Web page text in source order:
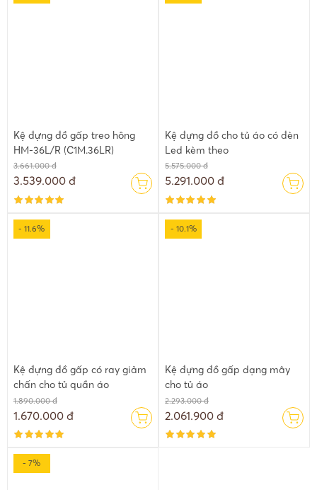
Kệ đựng đồ gấp treo hông
HM-36L/R (C1M.36LR)
3.661.000 đ
3.539.000 đ
Kệ đựng đồ cho tủ áo có đèn
Led kèm theo
5.575.000 đ
5.291.000 đ
- 11.6%
Kệ đựng đồ gấp có ray giảm
chấn cho tủ quần áo
1.890.000 đ
1.670.000 đ
- 10.1%
Kệ đựng đồ gấp dạng mây
cho tủ áo
2.293.000 đ
2.061.900 đ
- 7%